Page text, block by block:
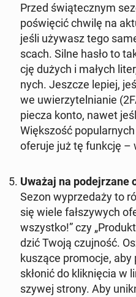
Przed świą­tecz­nym
po­świę­cić chwilę na
jeśli używasz tego
scach. Silne hasło to
cję dużych i małych
nych. Jeszcze lepiej,
we uwie­rzy­tel­nia­nie
pie­cza konto, nawet
Więk­szość
oferuje już tę funkcję –
Uważaj na po­dej­rza­ne
Sezon wy­prze­da­ży to
się wiele fał­szy­wych
wszyst­ko!” czy
dzić Twoją czuj­ność.
kuszące pro­mo­cje,
skłonić do klik­nię­cia w
szy­wej strony. Aby